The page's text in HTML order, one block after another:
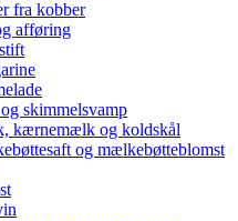
fra kobber
afføring
skimmelsvamp
kærnemælk og koldskål
og mælkebøtteblomst